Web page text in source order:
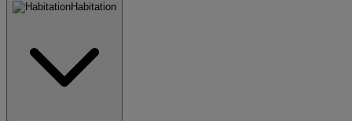
Habitation